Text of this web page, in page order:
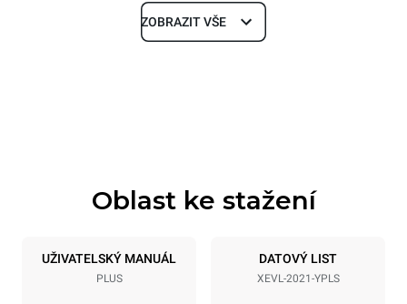
Rozměry
Specifikace plechů
20 GN 2/1
Vzdálenost mezi zásobníky
ZOBRAZIT VŠE
Oblast ke stažení
UŽIVATELSKÝ MANUÁL
PLUS
DATOVÝ LIST
XEVL-2021-YPLS